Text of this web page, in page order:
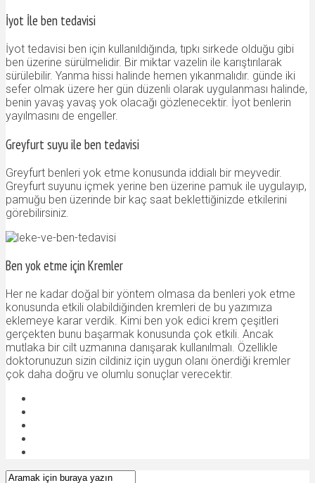
İyot İle ben tedavisi
İyot tedavisi ben için kullanıldığında, tıpkı sirkede olduğu gibi
ben üzerine sürülmelidir. Bir miktar vazelin ile karıştırılarak
sürülebilir. Yanma hissi halinde hemen yıkanmalıdır. günde iki
sefer olmak üzere her gün düzenli olarak uygulanması halinde,
benin yavaş yavaş yok olacağı gözlenecektir. İyot benlerin
yayılmasını de engeller.
Greyfurt suyu ile ben tedavisi
Greyfurt benleri yok etme konusunda iddialı bir meyvedir.
Greyfurt suyunu içmek yerine ben üzerine pamuk ile uygulayıp,
pamuğu ben üzerinde bir kaç saat beklettiğinizde etkilerini
görebilirsiniz.
Ben yok etme için Kremler
Her ne kadar doğal bir yöntem olmasa da benleri yok etme
konusunda etkili olabildiğinden kremleri de bu yazımıza
eklemeye karar verdik. Kimi ben yok edici krem çeşitleri
gerçekten bunu başarmak konusunda çok etkili. Ancak
mutlaka bir cilt uzmanına danışarak kullanılmalı. Özellikle
doktorunuzun sizin cildiniz için uygun olanı önerdiği kremler
çok daha doğru ve olumlu sonuçlar verecektir.